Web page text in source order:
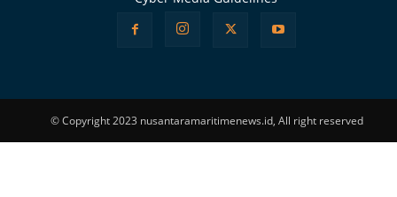
© Copyright 2023 nusantaramaritimenews.id, All right reserved